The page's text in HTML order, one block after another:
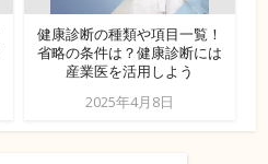
健康診断の種類や項目一覧！
省略の条件は？健康診断には
産業医を活用しよう
2025年4月8日